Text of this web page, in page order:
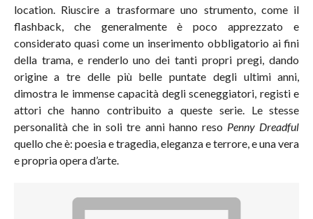
location. Riuscire a trasformare uno strumento, come il
flashback, che generalmente è poco apprezzato e
considerato quasi come un inserimento obbligatorio ai fini
della trama, e renderlo uno dei tanti propri pregi, dando
origine a tre delle più belle puntate degli ultimi anni,
dimostra le immense capacità degli sceneggiatori, registi e
attori che hanno contribuito a queste serie. Le stesse
personalità che in soli tre anni hanno reso Penny Dreadful
quello che è: poesia e tragedia, eleganza e terrore, e una vera
e propria opera d’arte.